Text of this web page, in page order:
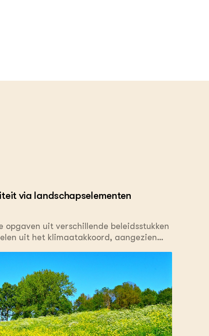
via landschapselementen
uit verschillende beleidsstukken
uit het klimaatakkoord, aangezien
nadrukkelijk ingestoken op realisering via
bij aan biodiversiteitsherstel in het
Biodiversiteitsherstel, Nederland